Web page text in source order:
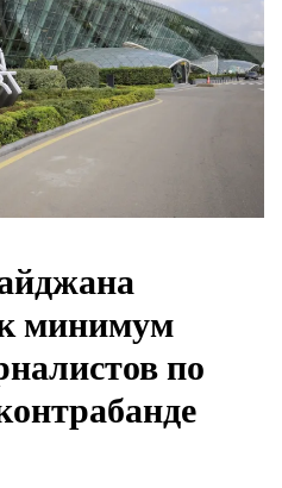
минимум
по